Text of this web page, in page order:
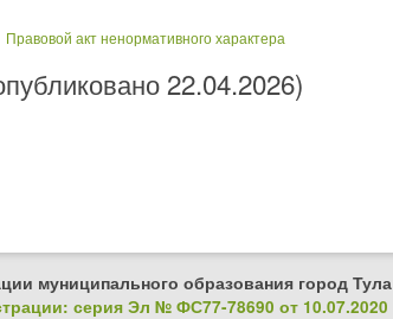
Правовой акт ненормативного характера
22.04.2026)
муниципального образования город Тула
серия Эл № ФС77-78690 от 10.07.2020